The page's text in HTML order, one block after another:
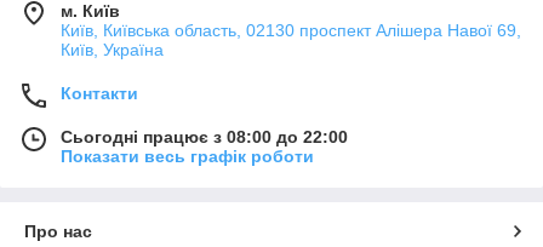
м. Київ
Київ, Київська область, 02130 проспект Алішера Навої 69,
Київ, Україна
Контакти
Сьогодні працює з 08:00 до 22:00
Показати весь графік роботи
Про нас